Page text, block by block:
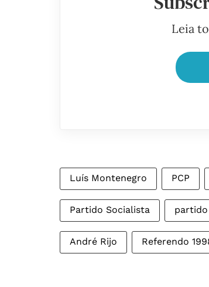
Leia
Luís Montenegro PCP
Partido Socialista partido
André Rijo Referendo